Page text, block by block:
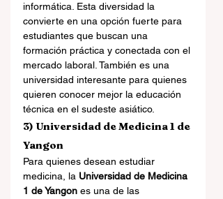
informática. Esta diversidad la
convierte en una opción fuerte para
estudiantes que buscan una
formación práctica y conectada con el
mercado laboral. También es una
universidad interesante para quienes
quieren conocer mejor la educación
técnica en el sudeste asiático.
3) Universidad de Medicina 1 de
Yangon
Para quienes desean estudiar
medicina, la Universidad de Medicina
1 de Yangon es una de las